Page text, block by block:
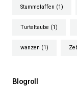
Stummelaffen (1)
Turteltaube (1)
wanzen (1)
Blogroll